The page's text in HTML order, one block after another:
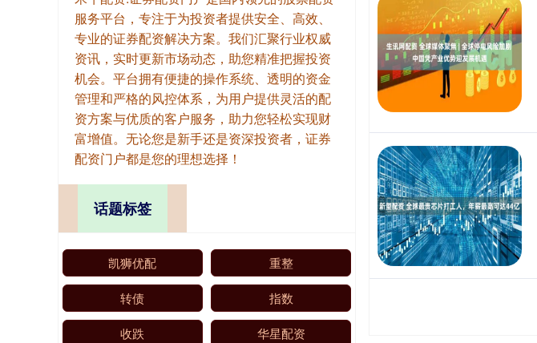
服务平台，专注于为投资者提供安全、高效、
专业的证券配资解决方案。我们汇聚行业权威
资讯，实时更新市场动态，助您精准把握投资
机会。平台拥有便捷的操作系统、透明的资金
管理和严格的风控体系，为用户提供灵活的配
资方案与优质的客户服务，助力您轻松实现财
富增值。无论您是新手还是资深投资者，证券
配资门户都是您的理想选择！
话题标签
凯狮优配 重整
转债 指数
收跌 华星配资